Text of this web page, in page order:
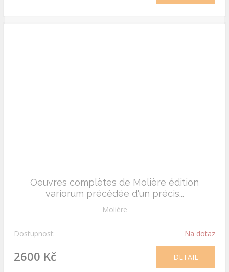
Oeuvres complètes de Molière édition
variorum précédée d'un précis...
Moliére
Dostupnost: Na dotaz
2600 Kč DETAIL